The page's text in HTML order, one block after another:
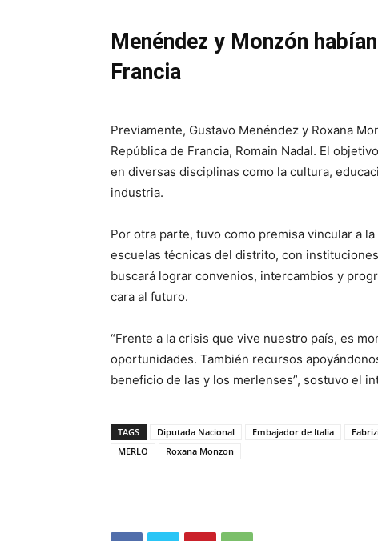
Menéndez y Monzón
Francia
Previamente, Gustavo Menéndez y Roxana
República de Francia, Romain Nadal. El
en diversas disciplinas como la cultura,
industria.
Por otra parte, tuvo como premisa vincular a
escuelas técnicas del distrito, con
buscará lograr convenios, intercambios y
cara al futuro.
“Frente a la crisis que vive nuestro país, es
oportunidades. También recursos
beneficio de las y los merlenses”, sostuvo el
TAGS Diputada Nacional Embajador de Italia
MERLO
Roxana Monzon